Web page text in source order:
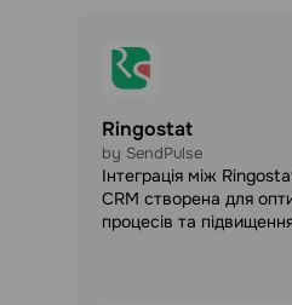
Ringostat
by SendPulse
Інтеграція між
CRM створена для
процесів та